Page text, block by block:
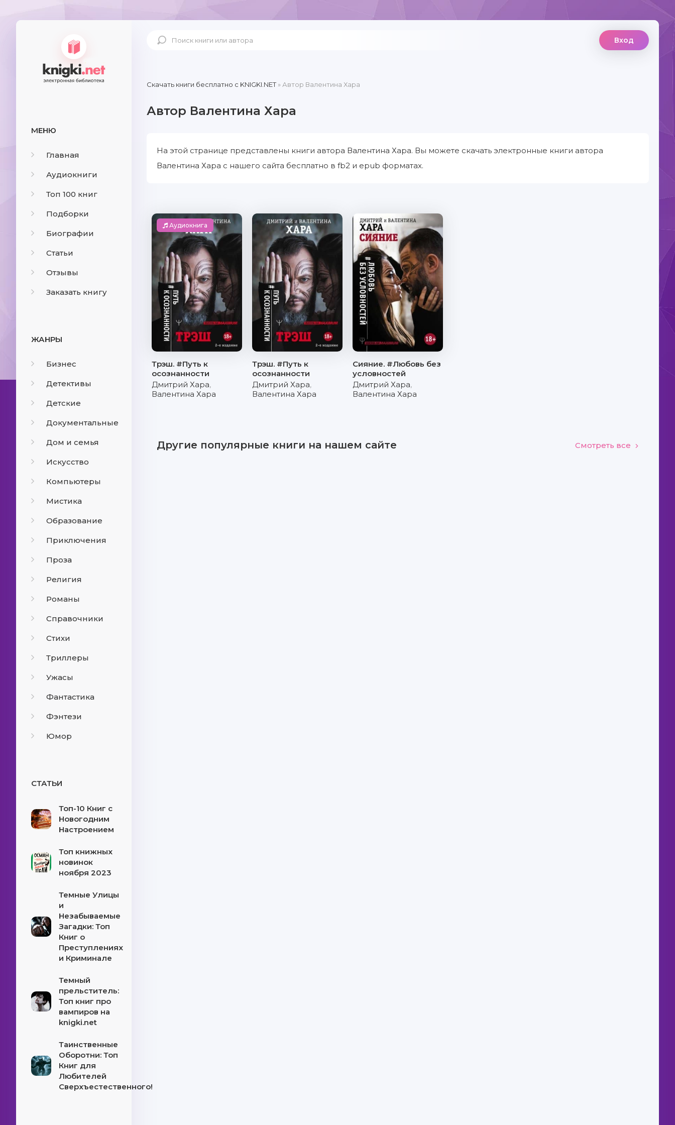
МЕНЮ
Главная
Аудиокниги
Топ 100 книг
Подборки
Биографии
Статьи
Отзывы
Заказать книгу
ЖАНРЫ
Бизнес
Детективы
Детские
Документальные
Дом и семья
Искусство
Компьютеры
Мистика
Образование
Приключения
Проза
Религия
Романы
Справочники
Стихи
Триллеры
Ужасы
Фантастика
Фэнтези
Юмор
СТАТЬИ
Топ-10 Книг с
Новогодним
Настроением
Топ книжных
новинок
ноября 2023
Темные Улицы
и
Незабываемые
Загадки: Топ
Книг о
Преступлениях
и Криминале
Темный
прельститель:
Топ книг про
вампиров на
knigki.net
Таинственные
Оборотни: Топ
Книг для
Любителей
Сверхъестественного!
Вход
Скачать книги бесплатно c KNIGKI.NET» Автор Валентина Хара
Автор Валентина Хара
На этой странице представлены книги автора Валентина Хара. Вы можете скачать электронные книги автора
Валентина Хара с нашего сайта бесплатно в fb2 и epub форматах.
Аудиокнига
Трэш. #Путь к
осознанности
Дмитрий Хара,
Валентина Хара
Трэш. #Путь к
осознанности
Дмитрий Хара,
Валентина Хара
Сияние. #Любовь без
условностей
Дмитрий Хара,
Валентина Хара
Другие популярные книги на нашем сайте Смотреть все